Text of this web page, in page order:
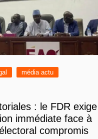
média actu
: le FDR exige
immédiate face à
compromis